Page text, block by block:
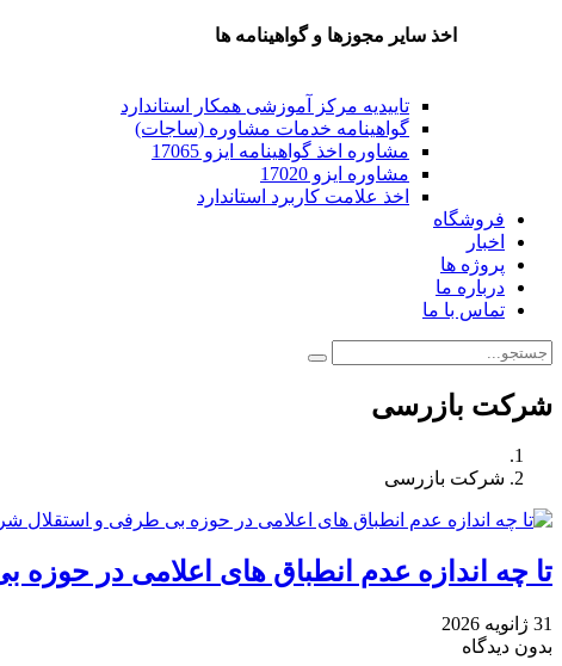
اخذ سایر مجوزها و گواهینامه ها
تاییدیه مرکز آموزشی همکار استاندارد
گواهینامه خدمات مشاوره (ساجات)
مشاوره اخذ گواهینامه ایزو 17065
مشاوره ایزو 17020
اخذ علامت کاربرد استاندارد
فروشگاه
اخبار
پروژه ها
درباره ما
تماس با ما
شرکت بازرسی
شرکت بازرسی
تا چه اندازه عدم انطباق های اعلامی در
31 ژانویه 2026
بدون دیدگاه